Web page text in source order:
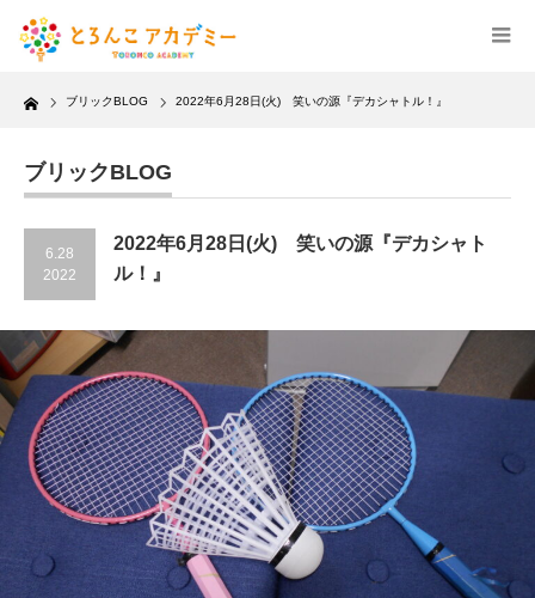
Home ブリックBLOG 2022年6月28日(火) 笑いの源『デカシャトル！』
ブリックBLOG
6.28
2022
2022年6月28日(火) 笑いの源『デカシャト
ル！』